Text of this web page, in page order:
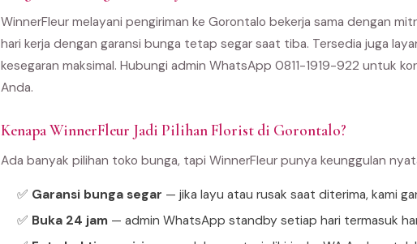
WinnerFleur melayani pengiriman ke Gorontalo bekerja sama dengan
hari kerja dengan garansi bunga tetap segar saat tiba. Tersedia juga
kesegaran maksimal. Hubungi admin WhatsApp 0811-1919-922 untuk
Anda.
Kenapa WinnerFleur Jadi Pilihan Florist di Gorontalo?
Ada banyak pilihan toko bunga, tapi WinnerFleur punya keunggulan
✅ Garansi bunga segar — jika layu atau rusak saat diterima, kami
✅ Buka 24 jam — admin WhatsApp standby setiap hari termasuk